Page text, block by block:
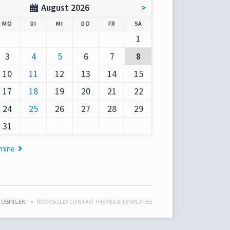
August 2026 >
MO DIENSTAG
MITTWOCH
DO NNERSTAG
FR SA
1
3 4 5 6 7
8
10 11 12 13 14
15
17 18 19 20 21
22
24 25 26 27 28
29
31
ROCKSOLID CONTAO THEMES & TEMPLATES